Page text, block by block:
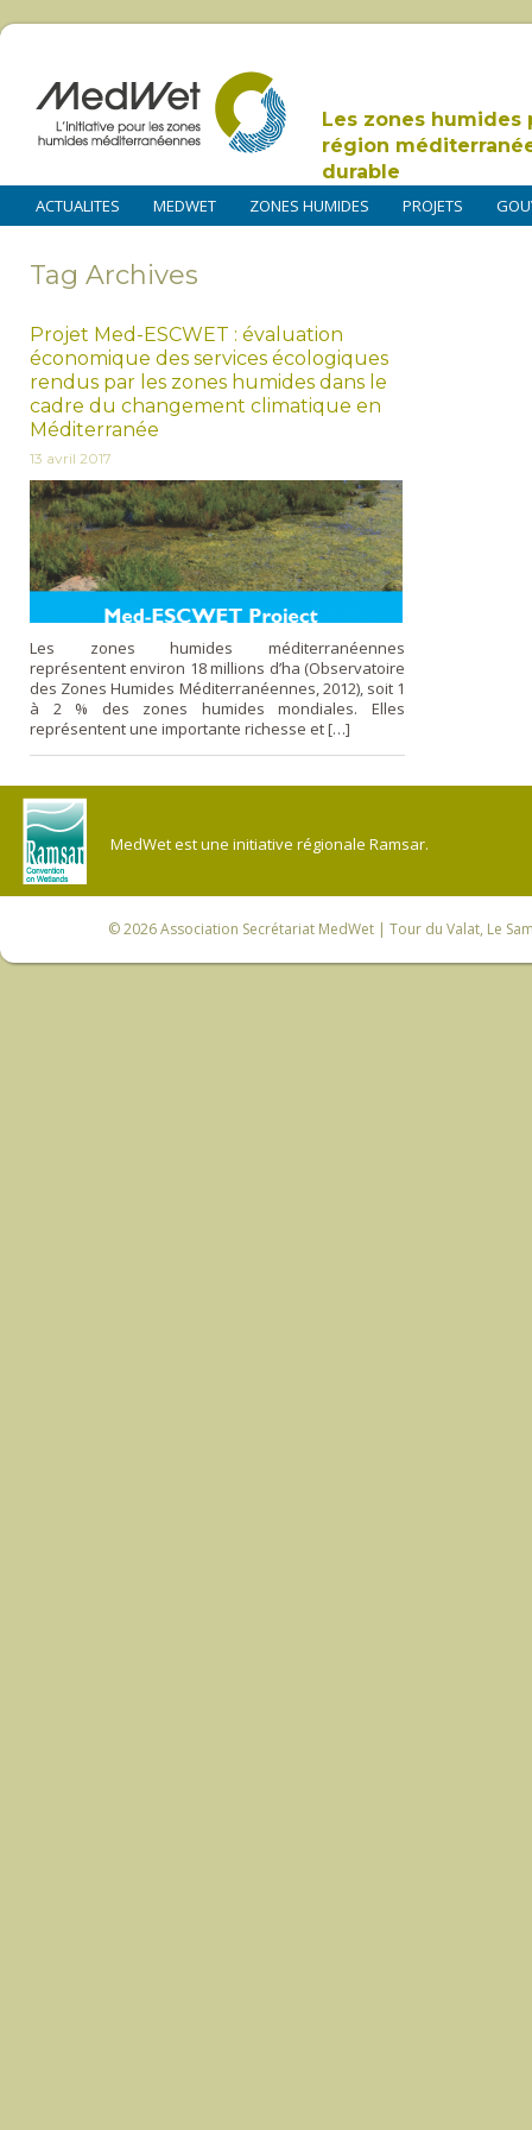
Les zones humides
région
durable
ACTUALITES MEDWET ZONES HUMIDES PROJETS
Tag Archives
Projet Med-ESCWET : évaluation
économique des services écologiques
rendus par les zones humides dans le
cadre du changement climatique en
Méditerranée
13 avril 2017
Les zones humides méditerranéennes
représentent environ 18 millions d’ha (Observatoire
des Zones Humides Méditerranéennes, 2012), soit 1
à 2 % des zones humides mondiales. Elles
représentent une importante richesse et […]
MedWet est une initiative régionale Ramsar.
© 2026Association Secrétariat MedWet | Tour du Valat, Le